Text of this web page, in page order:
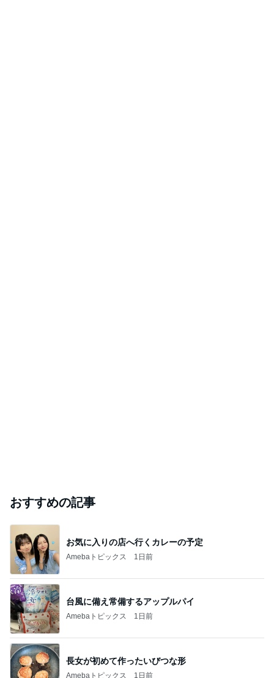
おすすめの記事
お気に入りの店へ行くカレーの予定
Amebaトピックス 1日前
台風に備え常備するアップルパイ
Amebaトピックス 1日前
長女が初めて作ったいびつな形
Amebaトピックス 1日前